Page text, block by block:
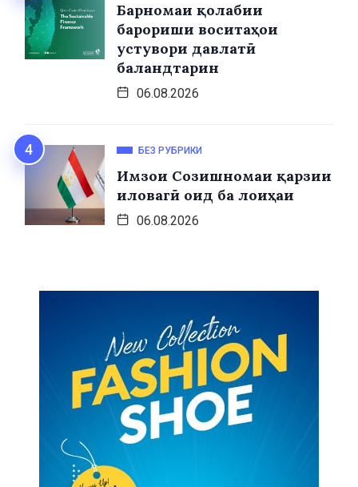
Барномаи қолабии
барориши воситаҳои
устувори давлатӣ
баландтарин
06.08.2026
БЕЗ РУБРИКИ
Имзои Созишномаи қарзии
иловагӣ оид ба лоиҳаи
06.08.2026